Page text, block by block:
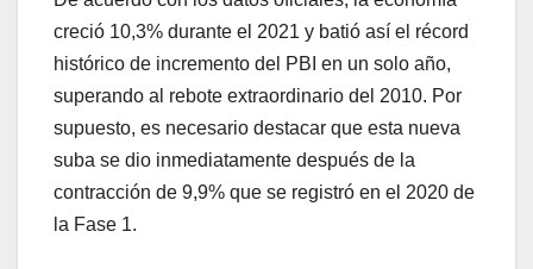
creció 10,3% durante el 2021 y batió así el récord
histórico de incremento del PBI en un solo año,
superando al rebote extraordinario del 2010. Por
supuesto, es necesario destacar que esta nueva
suba se dio inmediatamente después de la
contracción de 9,9% que se registró en el 2020 de
la Fase 1.